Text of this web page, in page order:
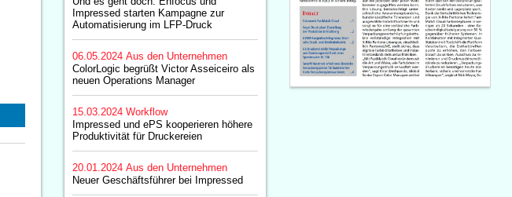
Impressed starten Kampagne zur
Automatisierung im LFP-Druck
06.05.2024 Aus den Unternehmen
ColorLogic begrüßt Victor Asseiceiro als
neuen Operations Manager
15.03.2024 Workflow
Impressed und ePS kooperieren höhere
Produktivität für Druckereien
20.01.2024 Aus den Unternehmen
Neuer Geschäftsführer bei Impressed